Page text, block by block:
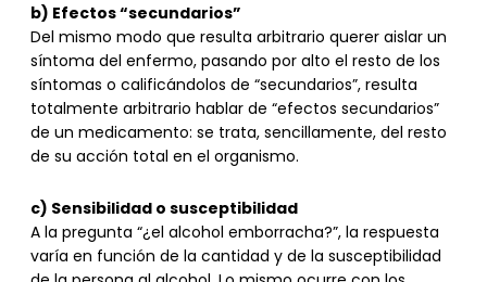
b) Efectos “secundarios”
Del mismo modo que resulta arbitrario querer aislar un
síntoma del enfermo, pasando por alto el resto de los
síntomas o calificándolos de “secundarios”, resulta
totalmente arbitrario hablar de “efectos secundarios”
de un medicamento: se trata, sencillamente, del resto
de su acción total en el organismo.
c) Sensibilidad o susceptibilidad
A la pregunta “¿el alcohol emborracha?”, la respuesta
varía en función de la cantidad y de la susceptibilidad